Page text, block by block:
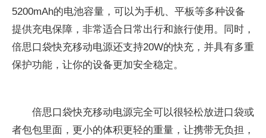
5200mAh的电池容量，可以为手机、平板等多种设备
提供充电保障，非常适合日常出行和旅行使用。同时，
倍思口袋快充移动电源还支持20W的快充，并具有多重
保护功能，让你的设备更加安全稳定。
倍思口袋快充移动电源完全可以很轻松放进口袋或
者包包里面，更小的体积更轻的重量，让携带无负担，